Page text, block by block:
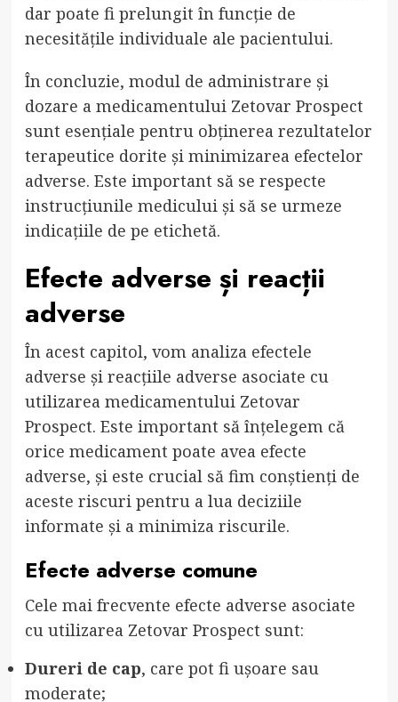
dar poate fi prelungit în funcție de
necesitățile individuale ale pacientului.
În concluzie, modul de administrare și
dozare a medicamentului Zetovar Prospect
sunt esențiale pentru obținerea rezultatelor
terapeutice dorite și minimizarea efectelor
adverse. Este important să se respecte
instrucțiunile medicului și să se urmeze
indicațiile de pe etichetă.
Efecte adverse și reacții
adverse
În acest capitol, vom analiza efectele
adverse și reacțiile adverse asociate cu
utilizarea medicamentului Zetovar
Prospect. Este important să înțelegem că
orice medicament poate avea efecte
adverse, și este crucial să fim conștienți de
aceste riscuri pentru a lua deciziile
informate și a minimiza riscurile.
Efecte adverse comune
Cele mai frecvente efecte adverse asociate
cu utilizarea Zetovar Prospect sunt:
Dureri de cap, care pot fi ușoare sau
moderate;